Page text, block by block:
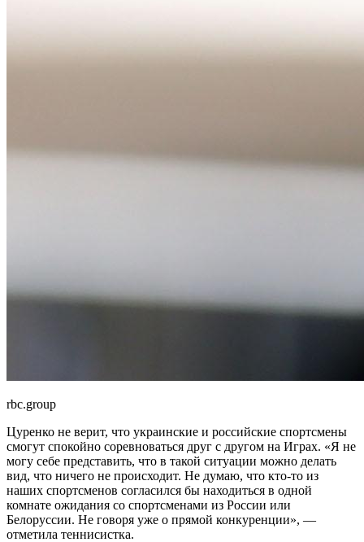
rbc.group
Цуренко не верит, что украинские и российские спортсмены
смогут спокойно соревноваться друг с другом на Играх. «Я не
могу себе представить, что в такой ситуации можно делать
вид, что ничего не происходит. Не думаю, что кто-то из
наших спортсменов согласился бы находиться в одной
комнате ожидания со спортсменами из России или
Белоруссии. Не говоря уже о прямой конкуренции», —
отметила теннисистка.